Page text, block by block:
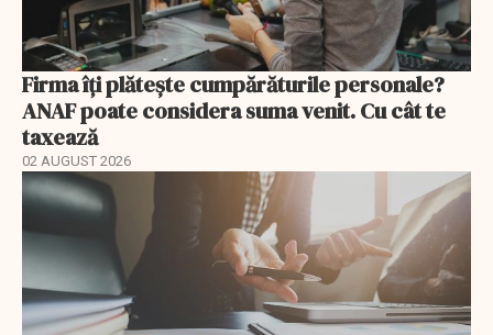
Firma îți plătește cumpărăturile personale?
ANAF poate considera suma venit. Cu cât te
taxează
02 AUGUST 2026